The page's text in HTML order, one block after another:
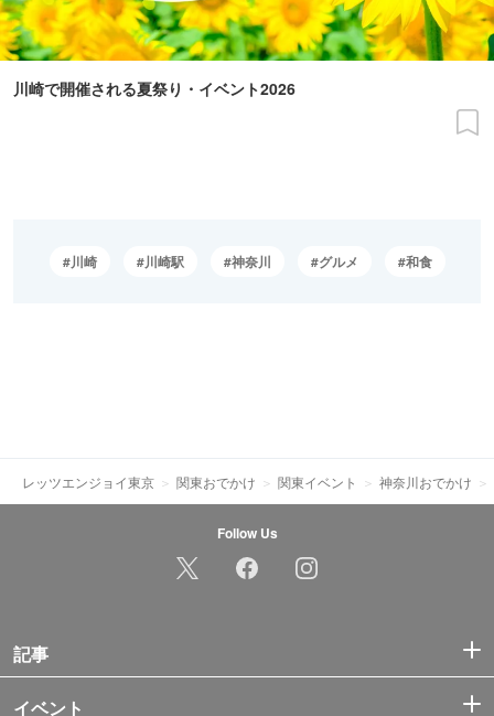
川崎で開催される夏祭り・イベント2026
川崎 川崎駅 神奈川 グルメ 和食
レッツエンジョイ東京 関東おでかけ 関東イベント 神奈川おでかけ
Follow Us
記事
イベント